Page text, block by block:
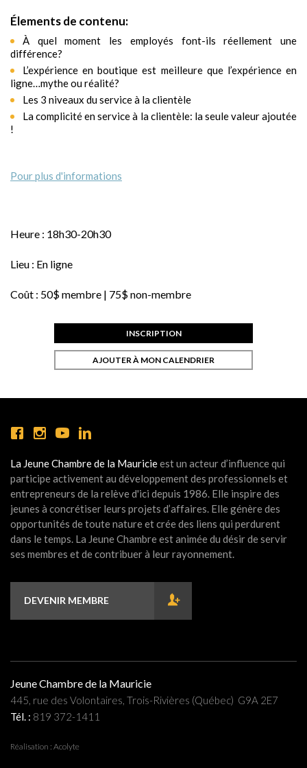
Élements de contenu:
À quel moment les employés font-ils réellement une
différence?
L’expérience en boutique est meilleure que l’expérience en
ligne…mythe ou réalité?
Les 3 niveaux du service à la clientèle
La complicité en service à la clientèle: la seule valeur ajoutée
!
Pour plus d'informations
Heure : 18h30-20h30
Lieu : En ligne
Coût : 50$ membre | 75$ non-membre
INSCRIPTION
AJOUTER À MON CALENDRIER
La Jeune Chambre de la Mauricieest un acteur d’influence qui
participe activement au développement des professionnels et
entrepreneurs de la relève d'ici depuis 1986. Elle inspire des
jeunes à concrétiser leurs projets d’affaires. Elle génère des
opportunités de toute nature et crée des liens qui perdurent
dans le temps. La Jeune Chambre est animée du désir de servir
ses membres et de contribuer à leur rayonnement.
DEVENIR MEMBRE
Jeune Chambre de la Mauricie
445, rue des Volontaires, Trois-Rivières (Québec) G9A 2E7
Tél. : 819 372-1411
Réalisation : Acolyte